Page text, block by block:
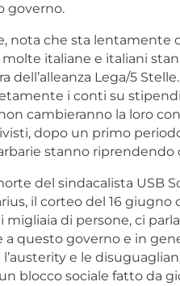
governo.
nota che sta lentamente
molte italiane e italiani
dell’alleanza Lega/5
i conti su
cambieranno la loro
dopo un primo
stanno riprendendo
del sindacalista USB
il corteo del 16 giugno
di persone, ci
questo governo e in
e le
blocco sociale fatto da